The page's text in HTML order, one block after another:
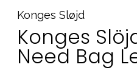
Konges Sløjd
Konges
Need Bag
Kontakt oss på